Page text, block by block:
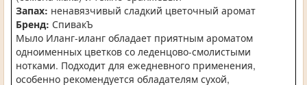
Запах: ненавязчивый сладкий цветочный аромат
Бренд: СпивакЪ
Мыло Иланг-иланг обладает приятным ароматом
одноименных цветков со леденцово-смолистыми
нотками. Подходит для ежедневного применения,
особенно рекомендуется обладателям сухой,